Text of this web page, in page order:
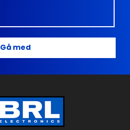
Gå med